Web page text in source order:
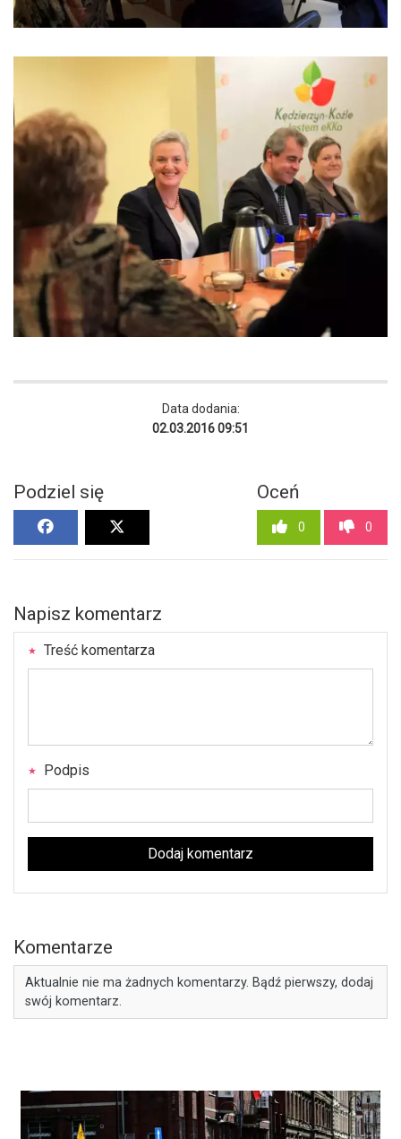
Data dodania:
02.03.2016 09:51
Podziel się Oceń
0 0
Napisz komentarz
Treść komentarza
Podpis
Dodaj komentarz
Komentarze
Aktualnie nie ma żadnych komentarzy. Bądź pierwszy, dodaj
swój komentarz.